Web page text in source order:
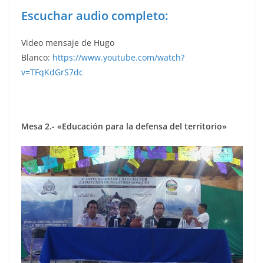
Escuchar audio completo:
Video mensaje de Hugo
Blanco: https://www.youtube.com/watch?
v=TFqKdGrS7dc
Mesa 2.- «Educación para la defensa del territorio»